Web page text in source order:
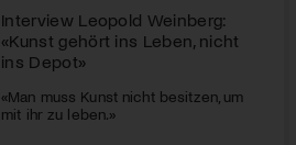
Interview Leopold Weinberg:
«Kunst gehört ins Leben, nicht
ins Depot»
«Man muss Kunst nicht besitzen, um
mit ihr zu leben.»